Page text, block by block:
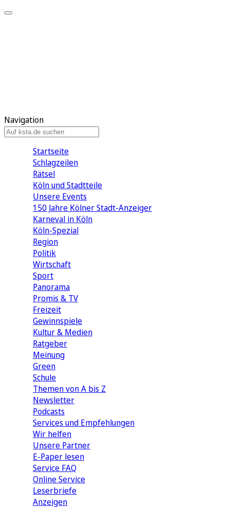
Navigation
Startseite
Schlagzeilen
Rätsel
Köln und Stadtteile
Unsere Events
150 Jahre Kölner Stadt-Anzeiger
Karneval in Köln
Köln-Spezial
Region
Politik
Wirtschaft
Sport
Panorama
Promis & TV
Freizeit
Gewinnspiele
Kultur & Medien
Ratgeber
Meinung
Green
Schule
Themen von A bis Z
Newsletter
Podcasts
Services und Empfehlungen
Wir helfen
Unsere Partner
E-Paper lesen
Service FAQ
Online Service
Leserbriefe
Anzeigen